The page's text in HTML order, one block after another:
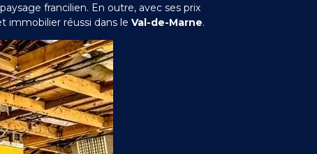
francilien. En outre, avec ses prix
immobilier réussi dans le Val-de-Marne.